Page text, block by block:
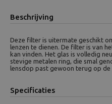
Beschrijving
Deze filter is uitermate geschikt
lenzen te dienen. De filter is van
kan vinden. Het glas is volledig
stevige metalen ring, die smal
lensdop past gewoon terug op de
Specificaties